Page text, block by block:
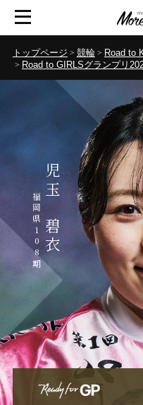
トップページ 競輪
Road to
Road to GIRLSグランプリ
児玉 碧衣
福岡県108期